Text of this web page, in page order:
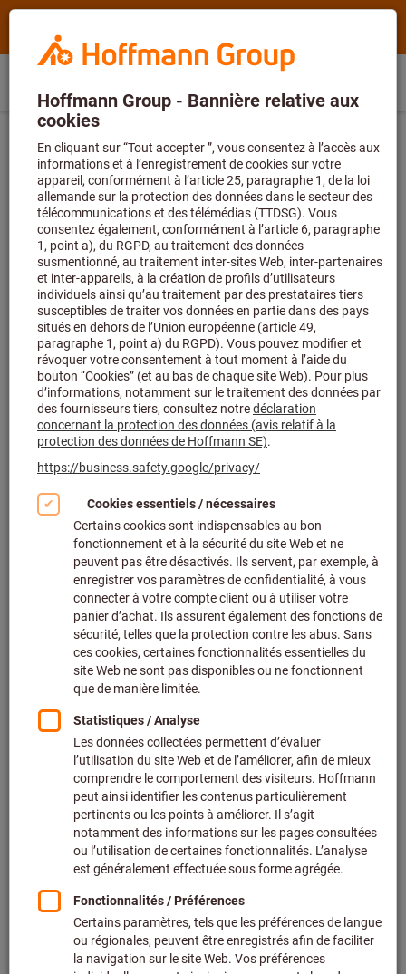
Hoffmann
Home
de
numéro
d’article,
catégorie,
EAN/GTIN,
marque...
Hoffmann
Group
navigation
Menu
directe
BE(
connecter
Panier
Équipements de protection
Vêtements de protection contre le feu
et pour soudeurs
Catégories
Vestes ignifugées (183)
Pantalons ignifugés (365)
Combinaisons ignifugées (417)
Sous-vêtements ignifugés (54)
T-shirts et chemises ignifugés (334)
Vestes de soudeur (152)
Pantalons de soudeur (214)
Tabliers de soudeur (4)
Guêtres pour soudeur (3)
Couvre-chefs de protection pour soudeurs (6)
Filtrer et trier